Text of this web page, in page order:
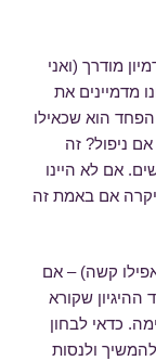
מודרך (ואני
מדמיינים את
הוא שכאילו
ניפול? זה
אם לא היינו
יקרה אם באמת זה
קשה) – אם
שקורא
כדאי לבחון
ולנסות